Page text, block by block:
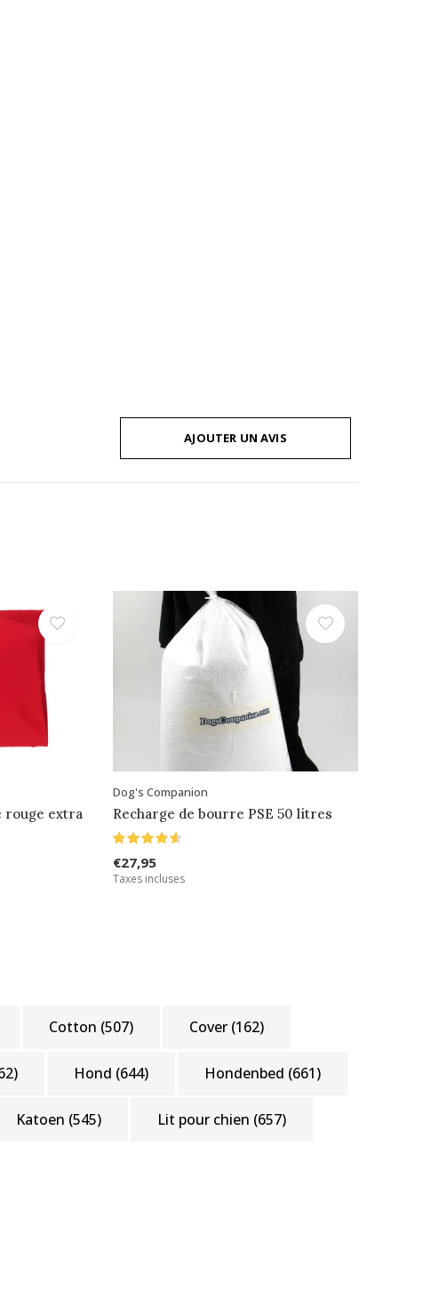
AJOUTER UN AVIS
rouge extra
Dog's Companion
Recharge de bourre PSE 50 litres
€27,95
Taxes incluses
Cotton (507) Cover (162)
Hond (644) Hondenbed (661)
Katoen (545) Lit pour chien (657)